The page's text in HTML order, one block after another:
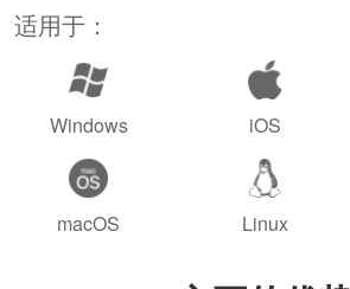
适用于：
Windows iOS
macOS Linux